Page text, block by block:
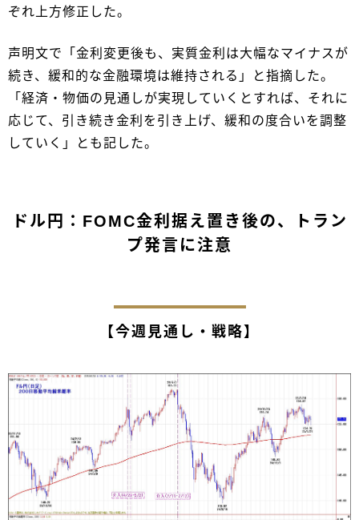
ぞれ上方修正した。
声明文で「金利変更後も、実質金利は大幅なマイナスが
続き、緩和的な金融環境は維持される」と指摘した。
「経済・物価の見通しが実現していくとすれば、それに
応じて、引き続き金利を引き上げ、緩和の度合いを調整
していく」とも記した。
ドル円：FOMC金利据え置き後の、トラン
プ発言に注意
【今週見通し・戦略】